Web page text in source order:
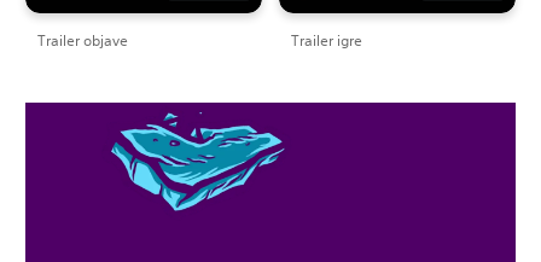
Trailer objave Trailer igre